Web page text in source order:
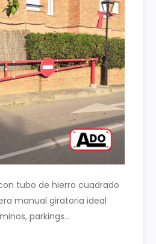
tubo de hierro cuadrado
manual giratoria ideal
parkings…